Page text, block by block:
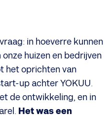
in hoeverre kunnen
huizen en bedrijven
het oprichten van
up achter YOKUU.
de ontwikkeling, en in
Het was een